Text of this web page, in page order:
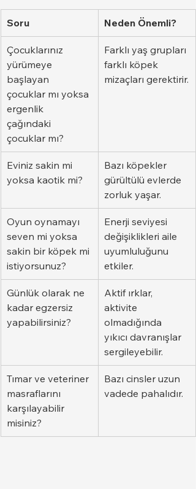
Soru Neden Önemli?
Çocuklarınız
yürümeye
başlayan
çocuklar mı yoksa
ergenlik
çağındaki
çocuklar mı?
Farklı yaş grupları
farklı köpek
mizaçları gerektirir.
Eviniz sakin mi
yoksa kaotik mi?
Bazı köpekler
gürültülü evlerde
zorluk yaşar.
Oyun oynamayı
seven mi yoksa
sakin bir köpek mi
istiyorsunuz?
Enerji seviyesi
değişiklikleri aile
uyumluluğunu
etkiler.
Günlük olarak ne
kadar egzersiz
yapabilirsiniz?
Aktif ırklar,
aktivite
olmadığında
yıkıcı davranışlar
sergileyebilir.
Tımar ve veteriner
masraflarını
karşılayabilir
misiniz?
Bazı cinsler uzun
vadede pahalıdır.